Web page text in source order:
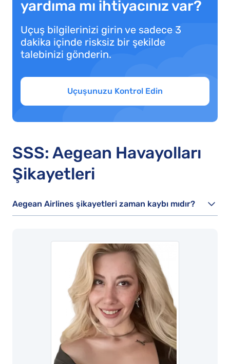
yardıma mı ihtiyacınız var?
Uçuş bilgilerinizi girin ve sadece 3
dakika içinde risksiz bir şekilde
talebinizi gönderin.
Uçuşunuzu Kontrol Edin
SSS: Aegean Havayolları
Şikayetleri
Aegean Airlines şikayetleri zaman kaybı mıdır?